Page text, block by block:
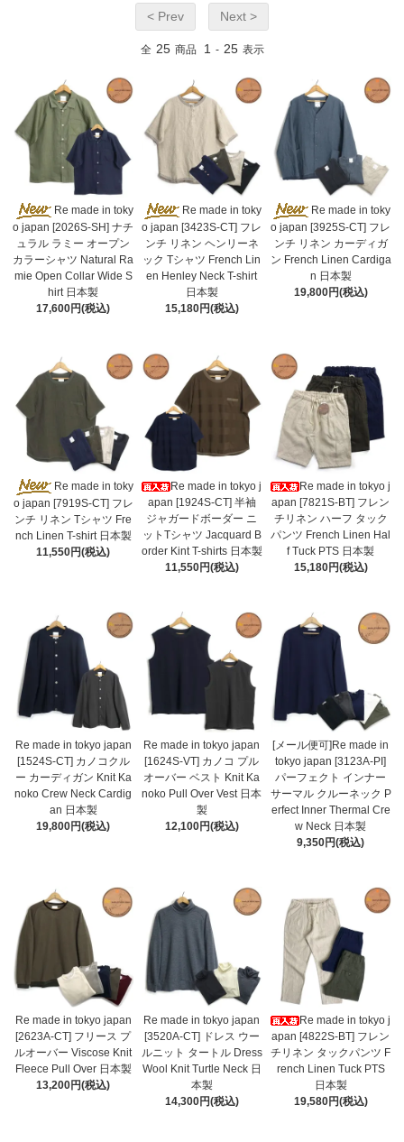
< Prev Next >
全 25 商品 1 - 25 表示
Re made in toky
o japan [2026S-SH] ナチ
ュラル ラミー オープン
カラーシャツ Natural Ra
mie Open Collar Wide S
hirt 日本製
17,600円(税込)
Re made in toky
o japan [3423S-CT] フレ
ンチ リネン ヘンリーネ
ック Tシャツ French Lin
en Henley Neck T-shirt
日本製
15,180円(税込)
Re made in toky
o japan [3925S-CT] フレ
ンチ リネン カーディガ
ン French Linen Cardiga
n 日本製
19,800円(税込)
Re made in toky
o japan [7919S-CT] フレ
ンチ リネン Tシャツ Fre
nch Linen T-shirt 日本製
11,550円(税込)
Re made in tokyo j
apan [1924S-CT] 半袖
ジャガードボーダー ニ
ットTシャツ Jacquard B
order Kint T-shirts 日本製
11,550円(税込)
Re made in tokyo j
apan [7821S-BT] フレン
チリネン ハーフ タック
パンツ French Linen Hal
f Tuck PTS 日本製
15,180円(税込)
Re made in tokyo japan
[1524S-CT] カノコクル
ー カーディガン Knit Ka
noko Crew Neck Cardig
an 日本製
19,800円(税込)
Re made in tokyo japan
[1624S-VT] カノコ プル
オーバー ベスト Knit Ka
noko Pull Over Vest 日本
製
12,100円(税込)
[メール便可]Re made in
tokyo japan [3123A-PI]
パーフェクト インナー
サーマル クルーネック P
erfect Inner Thermal Cre
w Neck 日本製
9,350円(税込)
Re made in tokyo japan
[2623A-CT] フリース プ
ルオーバー Viscose Knit
Fleece Pull Over 日本製
13,200円(税込)
Re made in tokyo japan
[3520A-CT] ドレス ウー
ルニット タートル Dress
Wool Knit Turtle Neck 日
本製
14,300円(税込)
Re made in tokyo j
apan [4822S-BT] フレン
チリネン タックパンツ F
rench Linen Tuck PTS
日本製
19,580円(税込)